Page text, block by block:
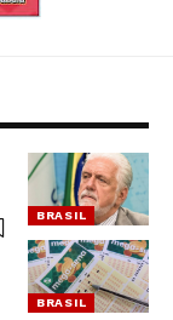
BRASIL
BRASIL